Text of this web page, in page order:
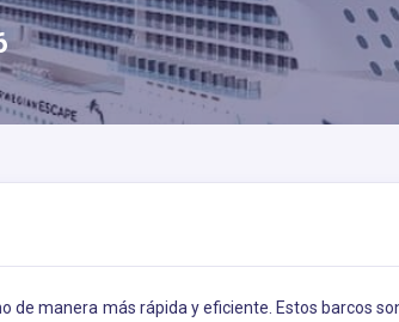
de manera más rápida y eficiente. Estos barcos